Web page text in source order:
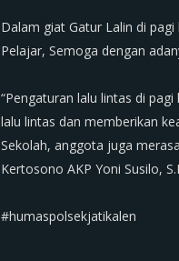
‎Dalam giat Gatur Lalin di
Pelajar, Semoga dengan
‎“Pengaturan lalu lintas di
lalu lintas dan memberikan
Sekolah, anggota juga
Kertosono AKP Yoni Susilo,
‎#humaspolsekjatikalen